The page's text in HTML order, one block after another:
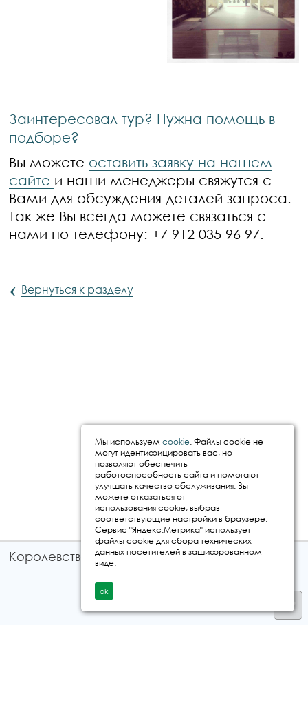
Заинтересовал тур? Нужна помощь в
подборе?
Вы можете оставить заявку на нашем
сайте и наши менеджеры свяжутся с
Вами для обсуждения деталей запроса.
Так же Вы всегда можете связаться с
нами по телефону: +7 912 035 96 97.
‹ Вернуться к разделу
Королевство путешествий © 2026
Мы используем cookie. Файлы cookie не
могут идентифицировать вас, но
позволяют обеспечить
работоспособность сайта и помогают
улучшать качество обслуживания. Вы
можете отказаться от
использования cookie, выбрав
соответствующие настройки в браузере.
Сервис "Яндекс.Метрика" использует
файлы cookie для сбора технических
данных посетителей в зашифрованном
виде.
ok